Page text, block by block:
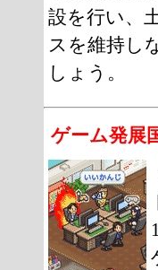
設を行い、
スを維持し
しょう。
ゲーム発展